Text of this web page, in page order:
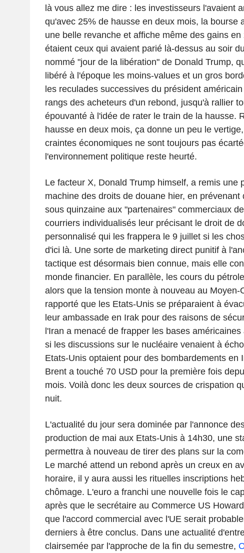
là vous allez me dire : les investisseurs l'avaient
qu'avec 25% de hausse en deux mois, la bourse
une belle revanche et affiche même des gains en
étaient ceux qui avaient parié là-dessus au soir
nommé "jour de la libération" de Donald Trump,
libéré à l'époque les moins-values et un gros
les reculades successives du président
rangs des acheteurs d'un rebond, jusqu'à rallier
épouvanté à l'idée de rater le train de la hausse.
hausse en deux mois, ça donne un peu le
craintes économiques ne sont toujours pas
l'environnement politique reste heurté.
Le facteur X, Donald Trump himself, a remis une
machine des droits de douane hier, en prévenant
sous quinzaine aux "partenaires" commerciaux
courriers individualisés leur précisant le droit de
personnalisé qui les frappera le 9 juillet si les
d'ici là. Une sorte de marketing direct punitif à
tactique est désormais bien connue, mais elle
monde financier. En parallèle, les cours du
alors que la tension monte à nouveau au Moyen-
rapporté que les Etats-Unis se préparaient à
leur ambassade en Irak pour des raisons de
l'Iran a menacé de frapper les bases
si les discussions sur le nucléaire venaient à
Etats-Unis optaient pour des bombardements en
Brent a touché 70 USD pour la première fois
mois. Voilà donc les deux sources de crispation
nuit.
L'actualité du jour sera dominée par l'annonce
production de mai aux Etats-Unis à 14h30, une
permettra à nouveau de tirer des plans sur la
Le marché attend un rebond après un creux en
horaire, il y aura aussi les rituelles inscriptions
chômage. L'euro a franchi une nouvelle fois le
après que le secrétaire au Commerce US
que l'accord commercial avec l'UE serait
derniers à être conclus. Dans une actualité
clairsemée par l'approche de la fin du semestre,